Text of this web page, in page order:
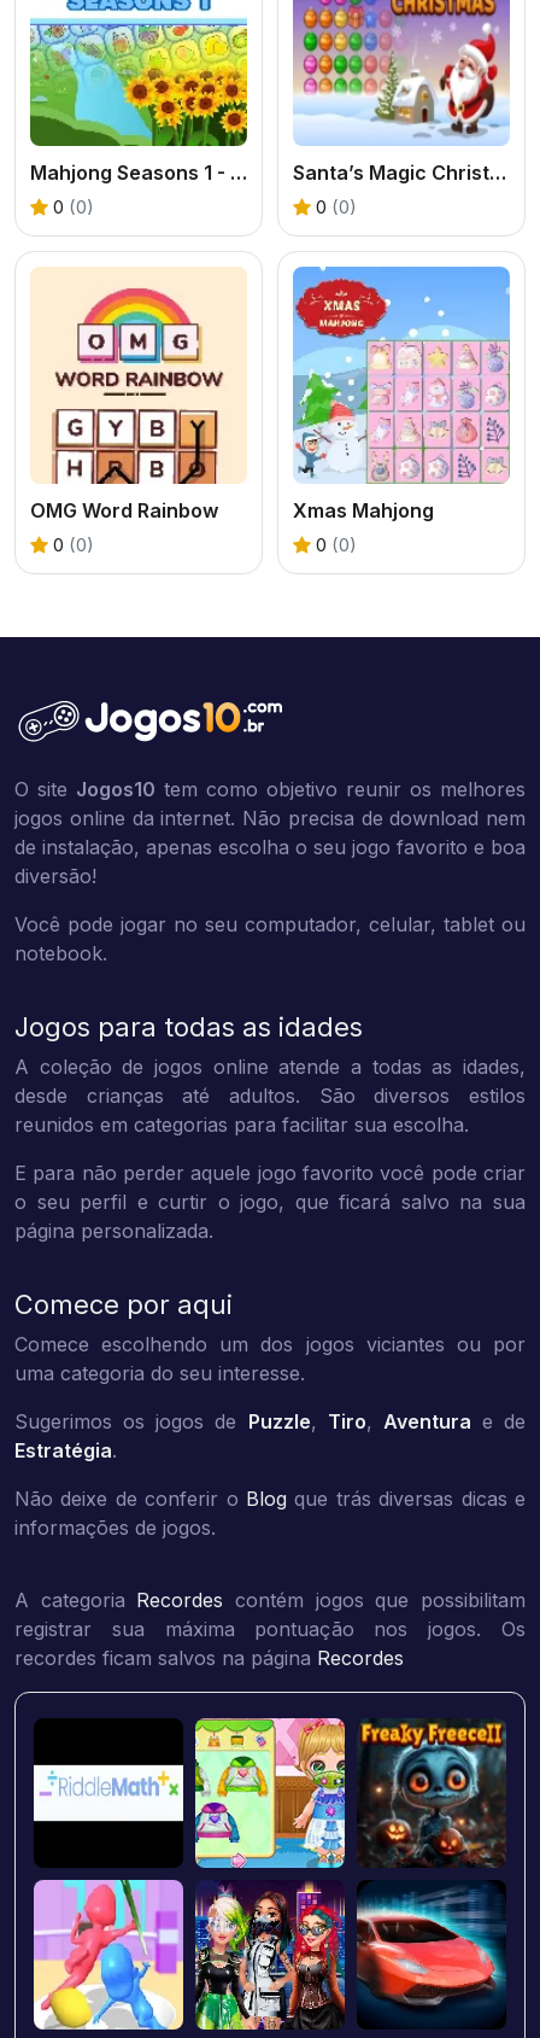
Mahjong Seasons 1 - Spring and Summer
0 (0)
Santa’s Magic Christmas
0 (0)
OMG Word Rainbow
0 (0)
Xmas Mahjong
0 (0)
O site Jogos10 tem como objetivo reunir os melhores
jogos online da internet. Não precisa de download nem
de instalação, apenas escolha o seu jogo favorito e boa
diversão!
Você pode jogar no seu computador, celular, tablet ou
notebook.
Jogos para todas as idades
A coleção de jogos online atende a todas as idades,
desde crianças até adultos. São diversos estilos
reunidos em categorias para facilitar sua escolha.
E para não perder aquele jogo favorito você pode criar
o seu perfil e curtir o jogo, que ficará salvo na sua
página personalizada.
Comece por aqui
Comece escolhendo um dos jogos viciantes ou por
uma categoria do seu interesse.
Sugerimos os jogos de Puzzle, Tiro, Aventura e de
Estratégia.
Não deixe de conferir o Blog que trás diversas dicas e
informações de jogos.
A categoria Recordes contém jogos que possibilitam
registrar sua máxima pontuação nos jogos. Os
recordes ficam salvos na página Recordes